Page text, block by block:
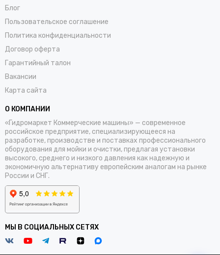
Блог
Пользовательское соглашение
Политика конфиденциальности
Договор оферта
Гарантийный талон
Вакансии
Карта сайта
О КОМПАНИИ
«Гидромаркет Коммерческие машины» — современное
российское предприятие, специализирующееся на
разработке, производстве и поставках профессионального
оборудования для мойки и очистки, предлагая установки
высокого, среднего и низкого давления как надежную и
экономичную альтернативу европейским аналогам на рынке
России и СНГ.
МЫ В СОЦИАЛЬНЫХ СЕТЯХ